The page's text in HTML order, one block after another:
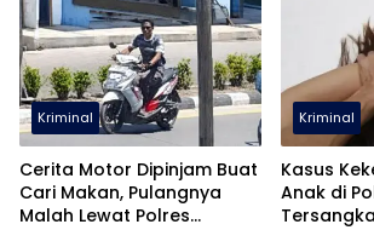
Kriminal
Cerita Motor Dipinjam Buat
Cari Makan, Pulangnya
Malah Lewat Polres
Kriminal
Kasus
Anak di